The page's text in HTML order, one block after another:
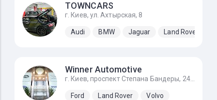
TOWNCARS
г. Киев, ул. Ахтырская, 8
Audi BMW Jaguar Land Rover
Winner Automotive
г. Киев, проспект Степана Бандеры, 24Д
Ford Land Rover Volvo